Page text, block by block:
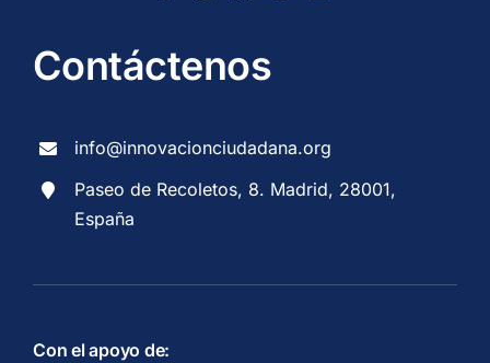
Contáctenos
info@innovacionciudadana.org
Paseo de Recoletos, 8. Madrid, 28001,
España
Con el apoyo de: